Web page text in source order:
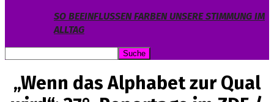
SO BEEINFLUSSEN FARBEN UNSERE STIMMUNG IM
ALLTAG
„Wenn das Alphabet zur Qual